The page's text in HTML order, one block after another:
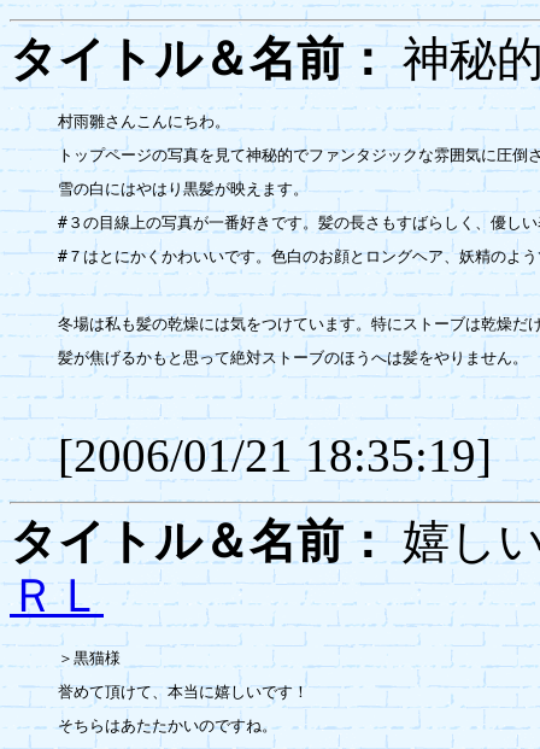
タイトル＆名前：神秘
村雨雛さんこんにちわ。
トップページの写真を見て神秘的でファンタジックな雰囲気に圧倒
雪の白にはやはり黒髪が映えます。
#３の目線上の写真が一番好きです。髪の長さもすばらしく、優し
#７はとにかくかわいいです。色白のお顔とロングヘア、妖精のよ
冬場は私も髪の乾燥には気をつけています。特にストーブは乾燥だ
髪が焦げるかもと思って絶対ストーブのほうへは髪をやりません。
[2006/01/21 18:35:19]
タイトル＆名前：嬉し
ＲＬ
＞黒猫様
誉めて頂けて、本当に嬉しいです！
そちらはあたたかいのですね。